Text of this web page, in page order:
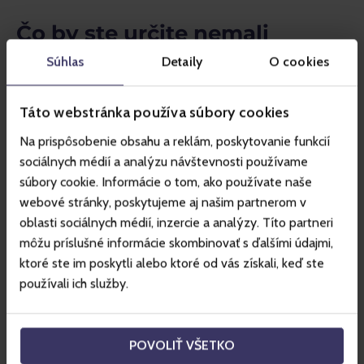
Súhlas Detaily O cookies
Táto webstránka používa súbory cookies
Na prispôsobenie obsahu a reklám, poskytovanie funkcií
sociálnych médií a analýzu návštevnosti používame
súbory cookie. Informácie o tom, ako používate naše
webové stránky, poskytujeme aj našim partnerom v
oblasti sociálnych médií, inzercie a analýzy. Títo partneri
môžu príslušné informácie skombinovať s ďalšími údajmi,
ktoré ste im poskytli alebo ktoré od vás získali, keď ste
používali ich služby.
POVOLIŤ VŠETKO
Čo by ste určite nemali
vynechať?
rekreáciou v prírode, rozhodne by ste nemali vynechať
výstup na samotný vrchol Chopku.
Výhľad z druhého
najvyššieho vrchu Nízkych Tatier
je nezabudnuteľný
a jeden z najkrajších na Slovensku vôbec.
Ak zatúžite po kulinárskych zážitkoch, odporúčame Sky
Picnic , atrakciu, ktorá spája výlet lanovkou so zážitkovým
piknikom, ako je už z názvu zrejmé, ide o brunch, na večeru
odporúčame opäť niečo naozaj špeciálne.
Pre fajnšmekrov vytvoril tím v reštaurácii Rotunda
Chopok chutí. Počas tohto večera vás